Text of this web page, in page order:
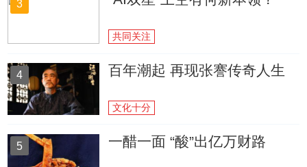
3
共同关注
4 百年潮起 再现张謇传奇人生
文化十分
5 一醋一面 “酸”出亿万财路